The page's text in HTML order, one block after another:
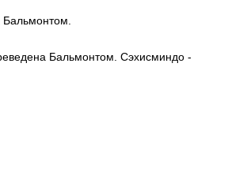
Бальмонтом. Сэхисминдо -